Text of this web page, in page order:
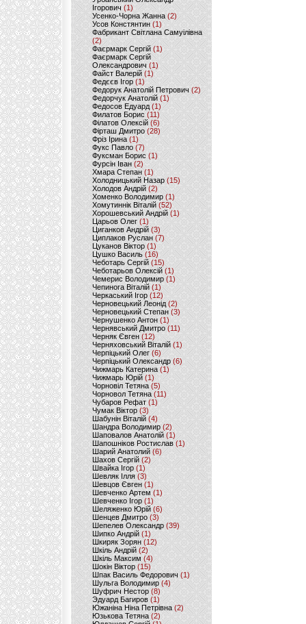
Ігорович (1)
Усенко-Чорна Жанна (2)
Усов Констянтин(1)
Фабрикант Світлана Самуілівна
(2)
Фаєрмарк Сергій(1)
Фаєрмарк Сергій
Олександрович (1)
Файст Валерій(1)
Федєєв Ігор (1)
Федорук Анатолій Петрович (2)
Федорчук Анатолій (1)
Федосов Едуард (1)
Филатов Борис (11)
Філатов Олексій (6)
Фірташ Дмитро (28)
Фріз Ірина (1)
Фукс Павло (7)
Фуксман Борис (1)
Фурсін Іван (2)
Хмара Степан(1)
Холодницький Назар(15)
Холодов Андрій (2)
Хоменко Володимир (1)
Хомутиннік Віталій (52)
Хорошевський Андрій (1)
Царьов Олег (1)
Циганков Андрій (3)
Циплаков Руслан(7)
Цуканов Віктор (1)
Цушко Василь (16)
Чеботарь Сергій (15)
Чеботарьов Олексій (1)
Чемерис Володимир (1)
Чепинога Віталій (1)
Черкаський Ігор (12)
Черновецький Леонід(2)
Черновецький Степан (3)
Чернушенко Антон (1)
Чернявський Дмитро(11)
Черняк Євген(12)
Черняховський Віталій (1)
Черпіцький Олег (6)
Черпіцький Олександр (6)
Чижмарь Катерина (1)
Чижмарь Юрій (1)
Чорновіл Тетяна (5)
Чорновол Тетяна (11)
Чубаров Рефат (1)
Чумак Віктор(3)
Шабунін Віталій (4)
Шандра Володимир (2)
Шаповалов Анатолій(1)
Шапошніков Ростислав(1)
Шарий Анатолий(6)
Шахов Сергій(2)
Швайка Ігор (1)
Шевляк Ілля (3)
Шевцов Євген (1)
Шевченко Артем(1)
Шевченко Ігор(1)
Шеляженко Юрій (6)
Шенцев Дмитро (3)
Шепелев Олександр (39)
Шипко Андрій(1)
Шкиряк Зорян(12)
Шкіль Андрій(2)
Шкіль Максим (4)
Шокін Віктор (15)
Шпак Василь Федорович (1)
Шульга Володимир (4)
Шуфрич Нестор(8)
Эдуард Багиров (1)
Южаніна Ніна Петрівна (2)
Юзькова Тетяна(2)